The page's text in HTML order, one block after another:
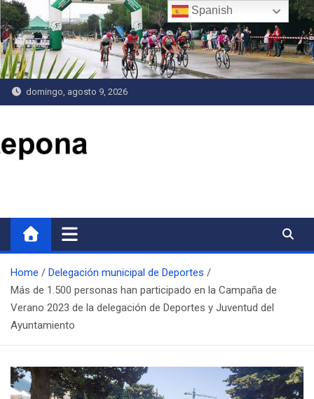
Saltar
al
contenido
domingo, agosto 9, 2026
Home
Delegación municipal de Deportes
Más de 1.500 personas han participado en la Campaña de
Verano 2023 de la delegación de Deportes y Juventud del
Ayuntamiento
Spanish